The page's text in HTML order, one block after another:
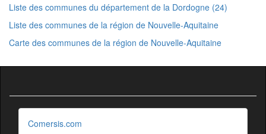
Liste des communes du département de la Dordogne (24)
Liste des communes de la région de Nouvelle-Aquitaine
Carte des communes de la région de Nouvelle-Aquitaine
Comersis.com